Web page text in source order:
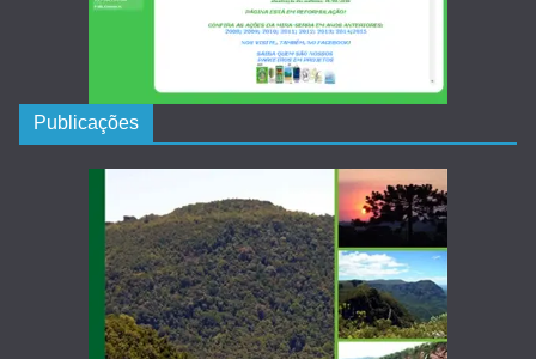
Publicações